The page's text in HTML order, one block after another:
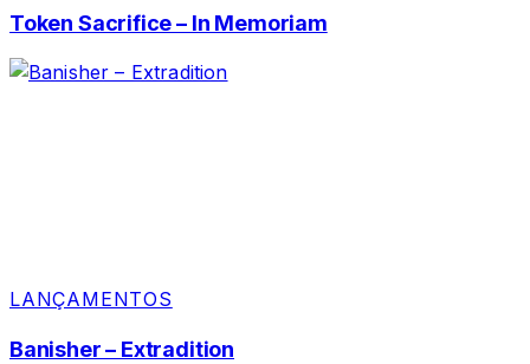
Token Sacrifice – In Memoriam
LANÇAMENTOS
Banisher – Extradition